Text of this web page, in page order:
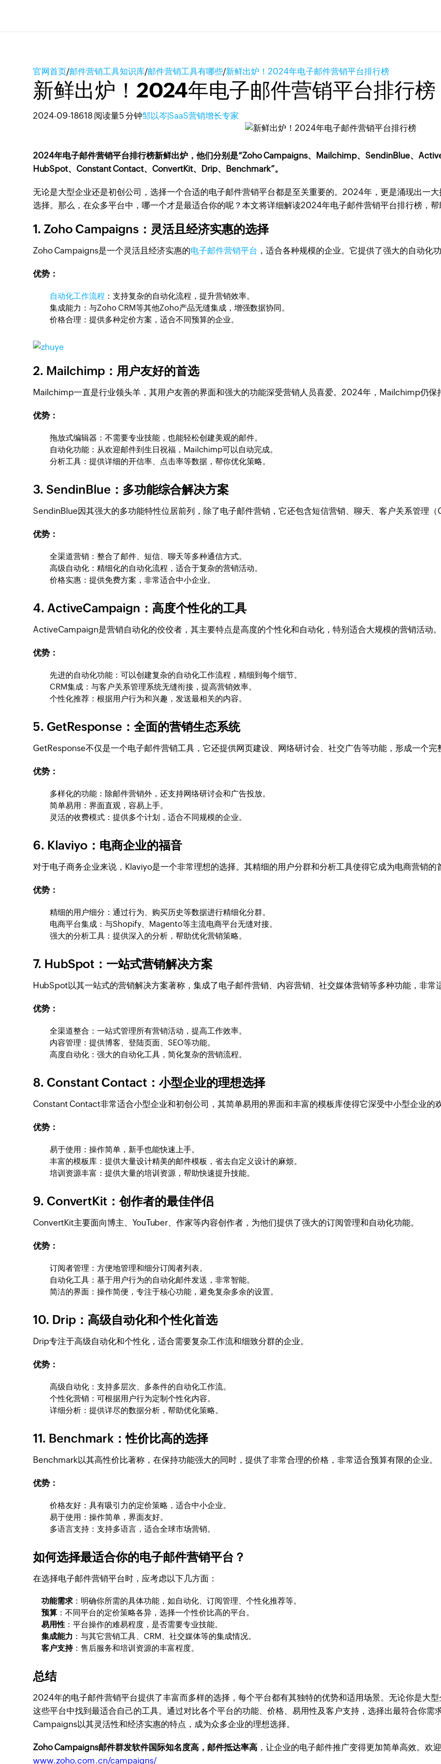
官网首页/邮件营销工具知识库/邮件营销工具有哪些/新鲜出炉！2024年电子邮件营销平台排行榜
新鲜出炉！2024年电子邮件营销平台排行榜
2024-09-18618 阅读量5 分钟邹以岑|SaaS营销增长专家
2024年电子邮件营销平台排行榜新鲜出炉，他们分别是“Zoho Campaigns、Mailchimp、SendinBlue、
HubSpot、Constant Contact、ConvertKit、Drip、Benchmark”。
无论是大型企业还是初创公司，选择一个合适的电子邮件营销平台都是至关重要的。2024年，更是涌现出一
选择。那么，在众多平台中，哪一个才是最适合你的呢？本文将详细解读2024年电子邮件营销平台排行榜，
1. Zoho Campaigns：灵活且经济实惠的选择
Zoho Campaigns是一个灵活且经济实惠的电子邮件营销平台 ，适合各种规模的企业。它提供了强大的自动化
优势：
自动化工作流程 ：支持复杂的自动化流程，提升营销效率。
集成能力：与Zoho CRM等其他Zoho产品无缝集成，增强数据协同。
价格合理：提供多种定价方案，适合不同预算的企业。
2. Mailchimp：用户友好的首选
Mailchimp一直是行业领头羊，其用户友善的界面和强大的功能深受营销人员喜爱。2024年，Mailchimp仍保
优势：
拖放式编辑器：不需要专业技能，也能轻松创建美观的邮件。
自动化功能：从欢迎邮件到生日祝福，Mailchimp可以自动完成。
分析工具：提供详细的开信率、点击率等数据，帮你优化策略。
3. SendinBlue：多功能综合解决方案
SendinBlue因其强大的多功能特性位居前列，除了电子邮件营销，它还包含短信营销、聊天、客户关系管理（
优势：
全渠道营销：整合了邮件、短信、聊天等多种通信方式。
高级自动化：精细化的自动化流程，适合于复杂的营销活动。
价格实惠：提供免费方案，非常适合中小企业。
4. ActiveCampaign：高度个性化的工具
ActiveCampaign是营销自动化的佼佼者，其主要特点是高度的个性化和自动化，特别适合大规模的营销活动
优势：
先进的自动化功能：可以创建复杂的自动化工作流程，精细到每个细节。
CRM集成：与客户关系管理系统无缝衔接，提高营销效率。
个性化推荐：根据用户行为和兴趣，发送最相关的内容。
5. GetResponse：全面的营销生态系统
GetResponse不仅是一个电子邮件营销工具，它还提供网页建设、网络研讨会、社交广告等功能，形成一个完
优势：
多样化的功能：除邮件营销外，还支持网络研讨会和广告投放。
简单易用：界面直观，容易上手。
灵活的收费模式：提供多个计划，适合不同规模的企业。
6. Klaviyo：电商企业的福音
对于电子商务企业来说，Klaviyo是一个非常理想的选择。其精细的用户分群和分析工具使得它成为电商营销的
优势：
精细的用户细分：通过行为、购买历史等数据进行精细化分群。
电商平台集成：与Shopify、Magento等主流电商平台无缝对接。
强大的分析工具：提供深入的分析，帮助优化营销策略。
7. HubSpot：一站式营销解决方案
HubSpot以其一站式的营销解决方案著称，集成了电子邮件营销、内容营销、社交媒体营销等多种功能，非
优势：
全渠道整合：一站式管理所有营销活动，提高工作效率。
内容管理：提供博客、登陆页面、SEO等功能。
高度自动化：强大的自动化工具，简化复杂的营销流程。
8. Constant Contact：小型企业的理想选择
Constant Contact非常适合小型企业和初创公司，其简单易用的界面和丰富的模板库使得它深受中小型企业的
优势：
易于使用：操作简单，新手也能快速上手。
丰富的模板库：提供大量设计精美的邮件模板，省去自定义设计的麻烦。
培训资源丰富：提供大量的培训资源，帮助快速提升技能。
9. ConvertKit：创作者的最佳伴侣
ConvertKit主要面向博主、YouTuber、作家等内容创作者，为他们提供了强大的订阅管理和自动化功能。
优势：
订阅者管理：方便地管理和细分订阅者列表。
自动化工具：基于用户行为的自动化邮件发送，非常智能。
简洁的界面：操作简便，专注于核心功能，避免复杂多余的设置。
10. Drip：高级自动化和个性化首选
Drip专注于高级自动化和个性化，适合需要复杂工作流和细致分群的企业。
优势：
高级自动化：支持多层次、多条件的自动化工作流。
个性化营销：可根据用户行为定制个性化内容。
详细分析：提供详尽的数据分析，帮助优化策略。
11. Benchmark：性价比高的选择
Benchmark以其高性价比著称，在保持功能强大的同时，提供了非常合理的价格，非常适合预算有限的企业。
优势：
价格友好：具有吸引力的定价策略，适合中小企业。
易于使用：操作简单，界面友好。
多语言支持：支持多语言，适合全球市场营销。
如何选择最适合你的电子邮件营销平台？
在选择电子邮件营销平台时，应考虑以下几方面：
功能需求：明确你所需的具体功能，如自动化、订阅管理、个性化推荐等。
预算 ：不同平台的定价策略各异，选择一个性价比高的平台。
易用性 ：平台操作的难易程度，是否需要专业技能。
集成能力 ：与其它营销工具、CRM、社交媒体等的集成情况。
客户支持：售后服务和培训资源的丰富程度。
总结
2024年的电子邮件营销平台提供了丰富而多样的选择，每个平台都有其独特的优势和适用场景。无论你是大
这些平台中找到最适合自己的工具。通过对比各个平台的功能、价格、易用性及客户支持，选择出最符合你
Campaigns以其灵活性和经济实惠的特点，成为众多企业的理想选择。
Zoho Campaigns邮件群发软件国际知名度高，邮件抵达率高 ，让企业的电子邮件推广变得更加简单高效。欢
www.zoho.com.cn/campaigns/